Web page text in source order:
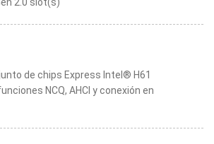
de chips Express Intel® H61
NCQ, AHCI y conexión en